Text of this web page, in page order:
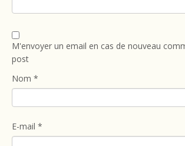
M'envoyer un email en cas de nouveau
post
Nom *
E-mail *